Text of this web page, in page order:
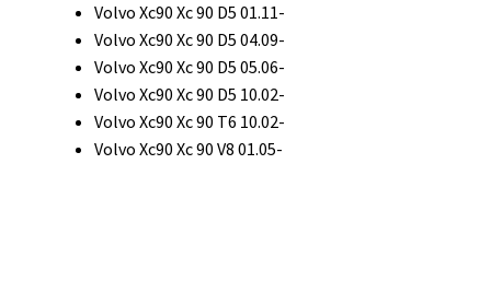
Volvo Xc90 Xc 90 D5 01.11-
Volvo Xc90 Xc 90 D5 04.09-
Volvo Xc90 Xc 90 D5 05.06-
Volvo Xc90 Xc 90 D5 10.02-
Volvo Xc90 Xc 90 T6 10.02-
Volvo Xc90 Xc 90 V8 01.05-